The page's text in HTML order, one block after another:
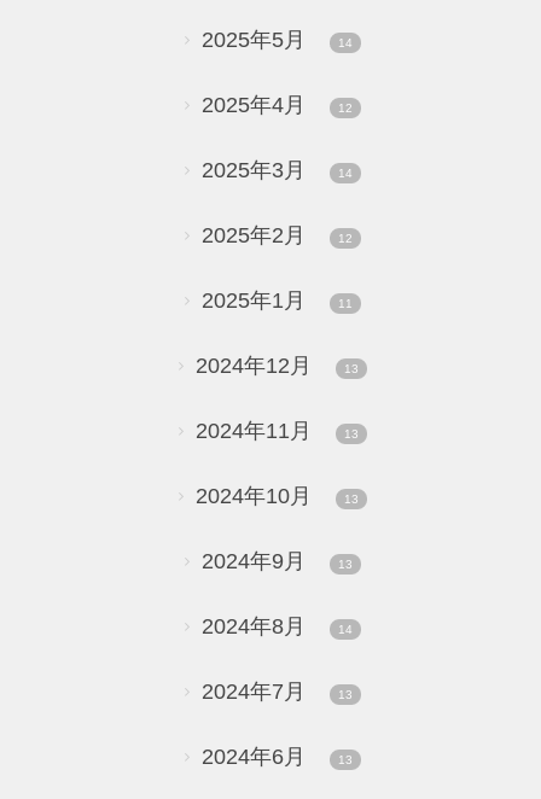
2025年5月 14
2025年4月 12
2025年3月 14
2025年2月 12
2025年1月 11
2024年12月 13
2024年11月 13
2024年10月 13
2024年9月 13
2024年8月 14
2024年7月 13
2024年6月 13